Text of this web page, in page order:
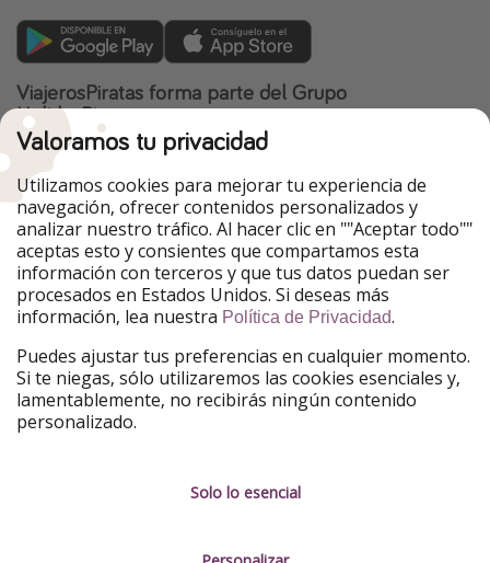
ViajerosPiratas forma parte del Grupo
HolidayPirates
Nuestros mercados
PiratinViaggio
HolidayPirates
VakantiePiraten
WakacyjniPiraci
VoyagesPirates
Ferienpiraten
Urlaubspiraten
Urlaubspiraten
TravelPirates
Nuestro grupo
HolidayPirates Group
Conócenos mejor
Sobre ViajerosPiratas
Información legal
Valoramos tu privacidad
Utilizamos cookies para mejorar tu experiencia de
navegación, ofrecer contenidos personalizados y
analizar nuestro tráfico. Al hacer clic en ""Aceptar todo""
aceptas esto y consientes que compartamos esta
información con terceros y que tus datos puedan ser
procesados en Estados Unidos. Si deseas más
información, lea nuestra Política de Privacidad.
Puedes ajustar tus preferencias en cualquier momento.
Si te niegas, sólo utilizaremos las cookies esenciales y,
lamentablemente, no recibirás ningún contenido
personalizado.
Solo lo esencial